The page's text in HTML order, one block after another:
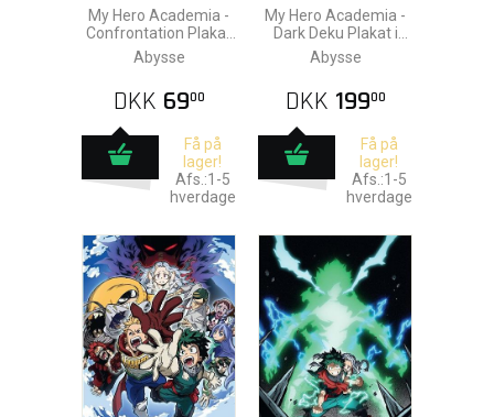
My Hero Academia -
Confrontation Plakat
91,5x61cm
Abysse
DKK 6900
Få på
lager!
Afs.:1-5
hverdage
My Hero Academia -
Dark Deku Plakat i
Ramme 30x40cm
Abysse
DKK 19900
Få på
lager!
Afs.:1-5
hverdage